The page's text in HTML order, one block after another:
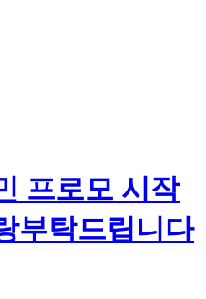
프로모 시작
부탁드립니다